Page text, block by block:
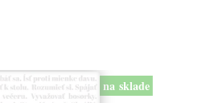
na sklade